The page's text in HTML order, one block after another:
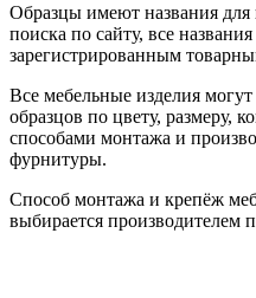
Образцы имеют названия для
поиска по сайту, все
зарегистрированным
Все мебельные изделия
образцов по цвету, размеру,
способами монтажа и
фурнитуры.
Способ монтажа и крепёж
выбирается производителем